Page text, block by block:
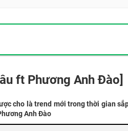
ft Phương Anh Đào]
cho là trend mới trong thời gian
Anh Đào